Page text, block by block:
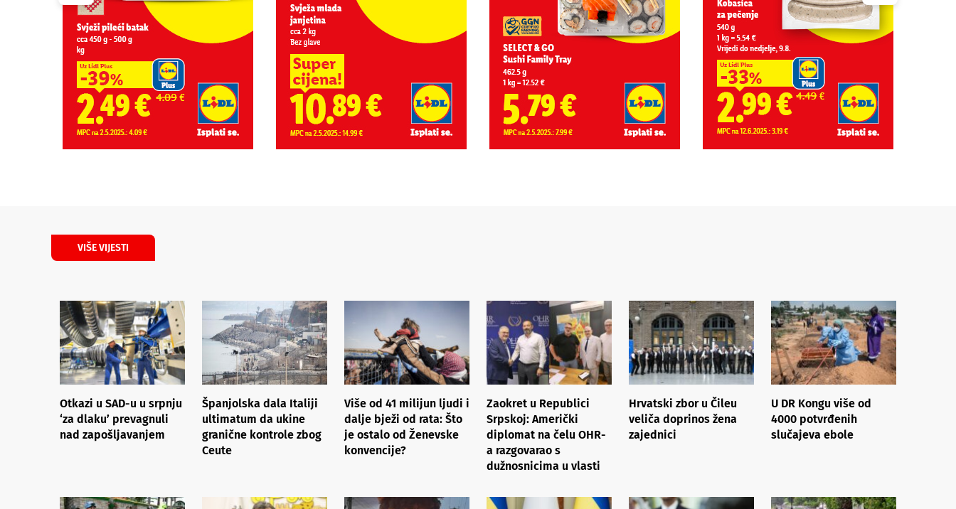
VIŠE VIJESTI
Otkazi u SAD-u u srpnju
‘za dlaku’ prevagnuli
nad zapošljavanjem
Španjolska dala Italiji
ultimatum da ukine
granične kontrole zbog
Ceute
Više od 41 milijun ljudi i
dalje bježi od rata: Što
je ostalo od Ženevske
konvencije?
Zaokret u Republici
Srpskoj: Američki
diplomat na čelu OHR-
a razgovarao s
dužnosnicima u vlasti
Hrvatski zbor u Čileu
veliča doprinos žena
zajednici
U DR Kongu više od
4000 potvrđenih
slučajeva ebole